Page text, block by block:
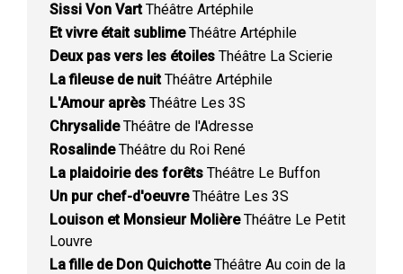
Sissi Von VartThéâtre Artéphile
Et vivre était sublimeThéâtre Artéphile
Deux pas vers les étoiles Théâtre La Scierie
La fileuse de nuitThéâtre Artéphile
L'Amour après Théâtre Les 3S
ChrysalideThéâtre de l'Adresse
RosalindeThéâtre du Roi René
La plaidoirie des forêts Théâtre Le Buffon
Un pur chef-d'oeuvreThéâtre Les 3S
Louison et Monsieur MolièreThéâtre Le Petit
Louvre
La fille de Don QuichotteThéâtre Au coin de la